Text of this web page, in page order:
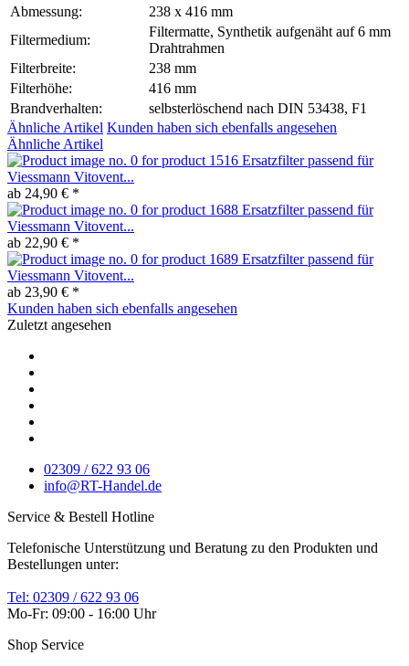
Abmessung:
238 x 416 mm
Filtermedium:
Filtermatte, Synthetik aufgenäht auf 6 mm
Drahtrahmen
Filterbreite:
238 mm
Filterhöhe:
416 mm
Brandverhalten:
selbsterlöschend nach DIN 53438, F1
Ähnliche Artikel Kunden haben sich ebenfalls angesehen
Ähnliche Artikel
Ersatzfilter passend für
Viessmann Vitovent...
ab 24,90 € *
Ersatzfilter passend für
Viessmann Vitovent...
ab 22,90 € *
Ersatzfilter passend für
Viessmann Vitovent...
ab 23,90 € *
Kunden haben sich ebenfalls angesehen
Zuletzt angesehen
02309 / 622 93 06
info@RT-Handel.de
Service & Bestell Hotline
Telefonische Unterstützung und Beratung zu den Produkten und
Bestellungen unter:
Tel: 02309 / 622 93 06
Mo-Fr: 09:00 - 16:00 Uhr
Shop Service